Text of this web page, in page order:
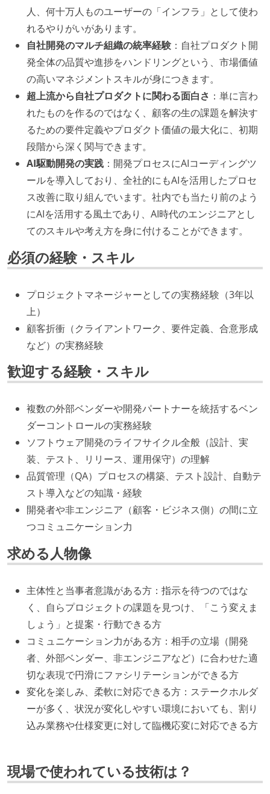
人、何十万人ものユーザーの「インフラ」として使わ
れるやりがいがあります。
自社開発のマルチ組織の統率経験 ：自社プロダクト開
発全体の品質や進捗をハンドリングという、市場価値
の高いマネジメントスキルが身につきます。
超上流から自社プロダクトに関わる面白さ ：単に言わ
れたものを作るのではなく、顧客の生の課題を解決す
るための要件定義やプロダクト価値の最大化に、初期
段階から深く関与できます。
AI駆動開発の実践 ：開発プロセスにAIコーディングツ
ールを導入しており、全社的にもAIを活用したプロセ
ス改善に取り組んでいます。社内でも当たり前のよう
にAIを活用する風土であり、AI時代のエンジニアとし
てのスキルや考え方を身に付けることができます。
必須の経験・スキル
プロジェクトマネージャーとしての実務経験（3年以
上）
顧客折衝（クライアントワーク、要件定義、合意形成
など）の実務経験
歓迎する経験・スキル
複数の外部ベンダーや開発パートナーを統括するベン
ダーコントロールの実務経験
ソフトウェア開発のライフサイクル全般（設計、実
装、テスト、リリース、運用保守）の理解
品質管理（QA）プロセスの構築、テスト設計、自動テ
スト導入などの知識・経験
開発者や非エンジニア（顧客・ビジネス側）の間に立
つコミュニケーション力
求める人物像
主体性と当事者意識がある方：指示を待つのではな
く、自らプロジェクトの課題を見つけ、「こう変えま
しょう」と提案・行動できる方
コミュニケーション力がある方：相手の立場（開発
者、外部ベンダー、非エンジニアなど）に合わせた適
切な表現で円滑にファシリテーションができる方
変化を楽しみ、柔軟に対応できる方：ステークホルダ
ーが多く、状況が変化しやすい環境においても、割り
込み業務や仕様変更に対して臨機応変に対応できる方
現場で使われている技術は？